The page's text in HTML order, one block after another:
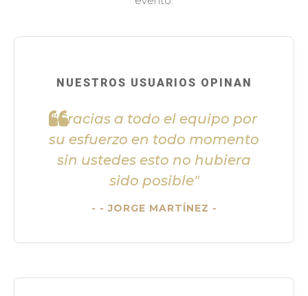
NUESTROS USUARIOS OPINAN
"Gracias a todo el equipo por
su esfuerzo en todo momento
sin ustedes esto no hubiera
sido posible"
- JORGE MARTÍNEZ -